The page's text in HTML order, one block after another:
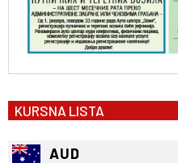
KURSNA LISTA
AUD